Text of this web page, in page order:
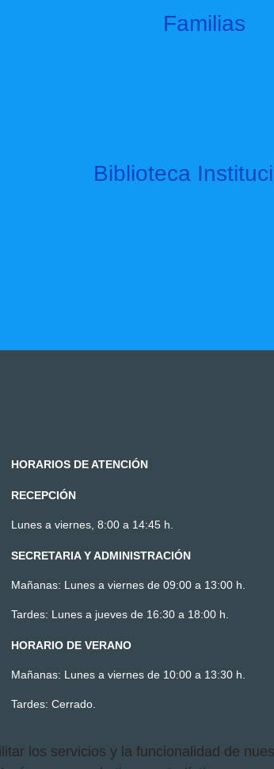
Familias
Biblioteca
HORARIOS DE ATENCIÓN
RECEPCIÓN
Lunes a viernes, 8:00 a 14:45 h.
SECRETARIA Y ADMINISTRACIÓN
Mañanas: Lunes a viernes de 09:00 a 13:00 h.
Tardes: Lunes a jueves de 16:30 a 18:00 h.
HORARIO DE VERANO
Mañanas: Lunes a viernes de 10:00 a 13:30 h.
Tardes: Cerrado.
los servicios y la funcionalidad de